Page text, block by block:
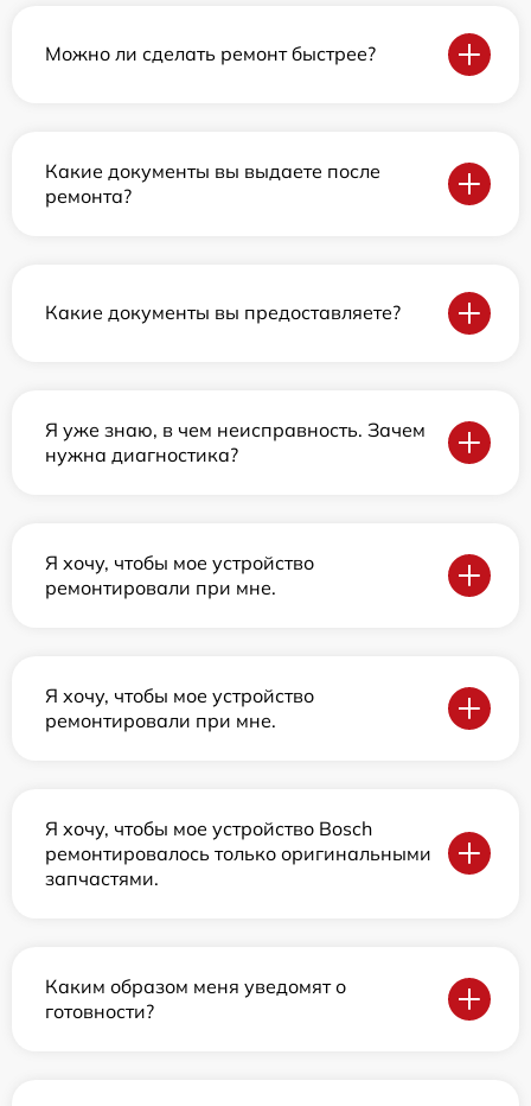
Можно ли сделать ремонт быстрее?
Какие документы вы выдаете после
ремонта?
Какие документы вы предоставляете?
Я уже знаю, в чем неисправность. Зачем
нужна диагностика?
Я хочу, чтобы мое устройство
ремонтировали при мне.
Я хочу, чтобы мое устройство
ремонтировали при мне.
Я хочу, чтобы мое устройство Bosch
ремонтировалось только оригинальными
запчастями.
Каким образом меня уведомят о
готовности?